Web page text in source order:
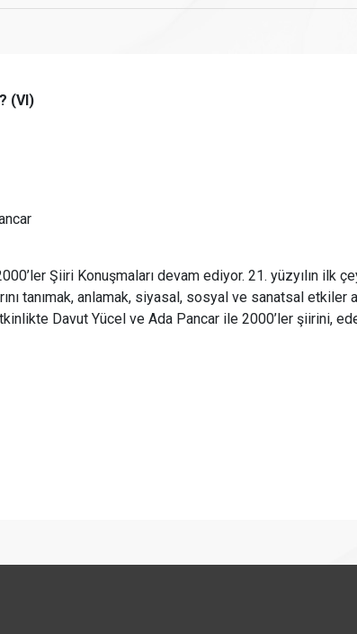
(VI)
Şiiri Konuşmaları devam ediyor. 21. yüzyılın ilk
tanımak, anlamak, siyasal, sosyal ve sanatsal etkiler
Davut Yücel ve Ada Pancar ile 2000’ler şiirini,